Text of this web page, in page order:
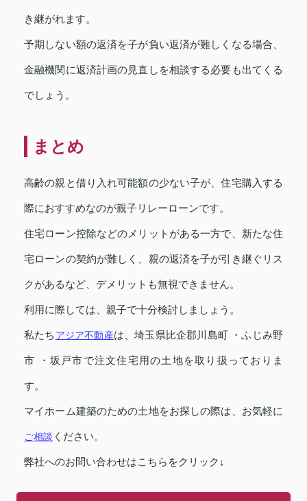
き継がれます。
予期しない額の返済を子が負い返済が難しくなる場合、
金融機関に返済計画の見直しを相談する必要も出てくる
でしょう。
まとめ
高齢の親と借り入れ可能額の少ない子が、住宅購入する
際におすすめなのが親子リレーローンです。
住宅ローン控除などのメリットがある一方で、新たな住
宅ローンの契約が難しく、親の返済を子が引き継ぐリス
クがあるなど、デメリットも無視できません。
利用に際しては、親子で十分検討しましょう。
私たち アジア不動産は、埼玉県比企郡川島町 ・ふじみ野
市 ・坂戸市で注文住宅用の土地を取り扱っておりま
す。
マイホーム建築のための土地をお探しの際は、お気軽に
ご相談 ください。
弊社へのお問い合わせはこちらをクリック↓